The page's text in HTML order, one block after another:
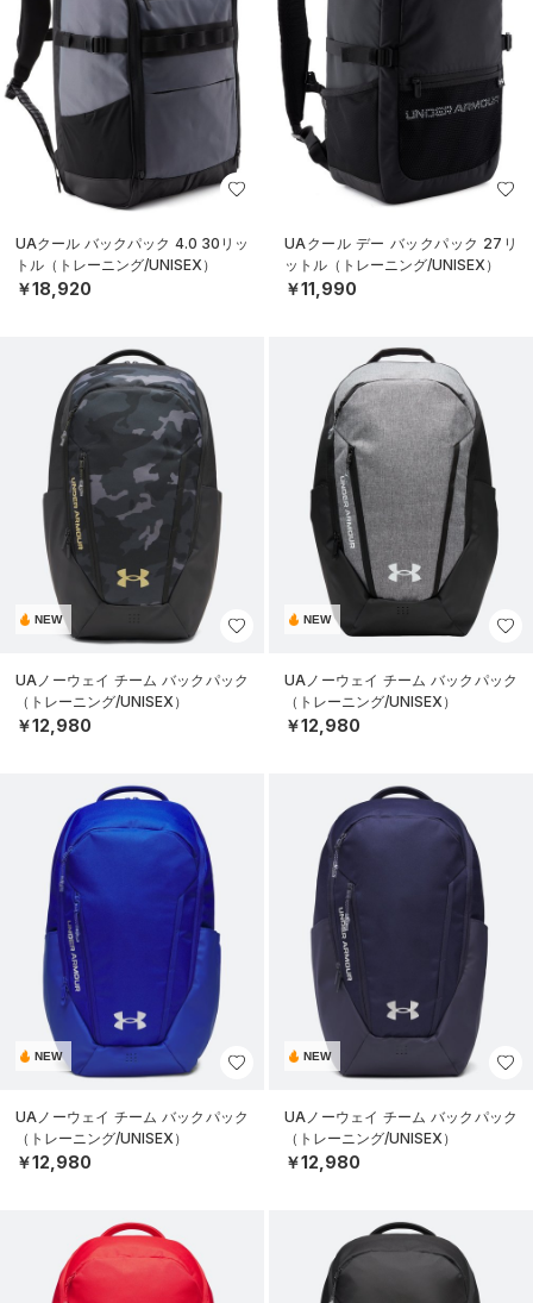
UAクール バックパック 4.0 30リッ
トル（トレーニング/UNISEX）
￥18,920
UAクール デー バックパック 27リ
ットル（トレーニング/UNISEX）
￥11,990
NEW
UAノーウェイ チーム バックパック
（トレーニング/UNISEX）
￥12,980
NEW
UAノーウェイ チーム バックパック
（トレーニング/UNISEX）
￥12,980
NEW
UAノーウェイ チーム バックパック
（トレーニング/UNISEX）
￥12,980
NEW
UAノーウェイ チーム バックパック
（トレーニング/UNISEX）
￥12,980